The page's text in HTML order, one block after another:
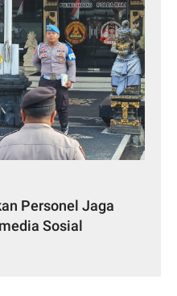
Personel Jaga
Sosial